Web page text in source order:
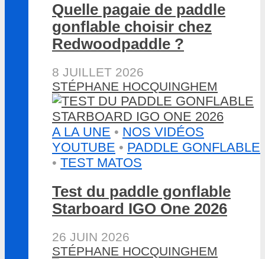
Quelle pagaie de paddle
gonflable choisir chez
Redwoodpaddle ?
8 JUILLET 2026
STÉPHANE HOCQUINGHEM
A LA UNE • NOS VIDÉOS
YOUTUBE • PADDLE GONFLABLE
• TEST MATOS
Test du paddle gonflable
Starboard IGO One 2026
26 JUIN 2026
STÉPHANE HOCQUINGHEM